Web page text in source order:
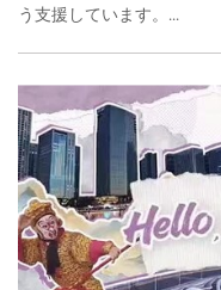
う支援しています。...